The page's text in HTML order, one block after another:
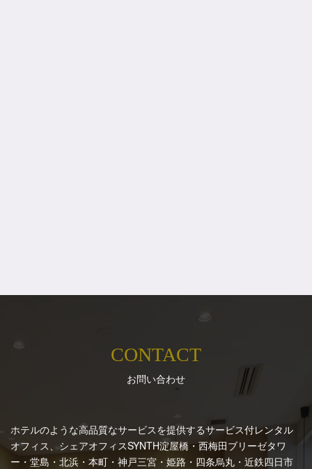
CONTACT
お問い合わせ
ホテルのような高品質なサービスを提供するサービス付レンタル
オフィス、シェアオフィスSYNTH淀屋橋・西梅田ブリーゼタワ
ー・堂島・北浜・本町・神戸三宮・姫路・四条烏丸・近鉄四日市